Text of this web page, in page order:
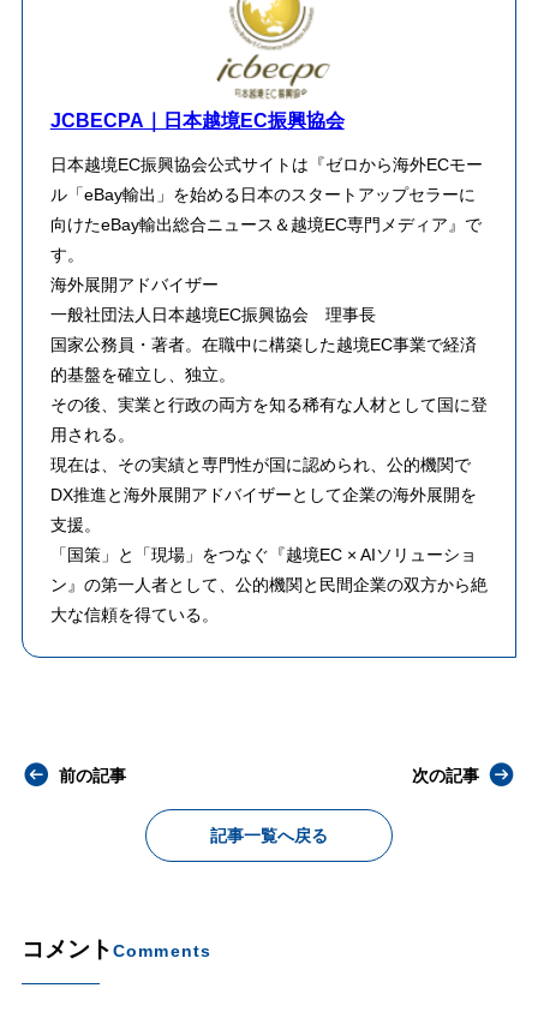
JCBECPA｜日本越境EC振興協会
日本越境EC振興協会公式サイトは『ゼロから海外ECモー
ル「eBay輸出」を始める日本のスタートアップセラーに
向けたeBay輸出総合ニュース＆越境EC専門メディア』で
す。
海外展開アドバイザー
一般社団法人日本越境EC振興協会 理事長
​国家公務員・著者。在職中に構築した越境EC事業で経済
的基盤を確立し、独立。
その後、実業と行政の両方を知る稀有な人材として国に登
用される。
​現在は、その実績と専門性が国に認められ、公的機関で
DX推進と海外展開アドバイザーとして企業の海外展開を
支援。
「国策」と「現場」をつなぐ『越境EC × AIソリューショ
ン』の第一人者として、公的機関と民間企業の双方から絶
大な信頼を得ている。
前の記事
記事一覧へ戻る
次の記事
コメントComments